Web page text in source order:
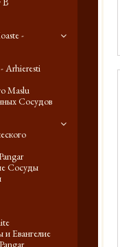
-
Arhieresti
Maslu
Сосудов
Сосуды
Евангелие